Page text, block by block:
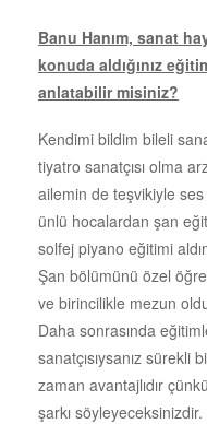
Banu Hanım, sanat
konuda aldığınız
anlatabilir misiniz?
Kendimi bildim bileli
tiyatro sanatçısı olma
ailemin de teşvikiyle ses
ünlü hocalardan şan
solfej piyano eğitimi
Şan bölümünü özel
ve birincilikle mezun
Daha sonrasında
sanatçısıysanız
zaman avantajlıdır
şarkı söyleyeceksinizdir.